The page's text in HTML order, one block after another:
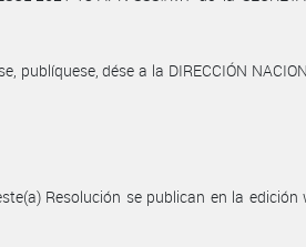
publíquese, dése a la DIRECCIÓN
Resolución se publican en la edición